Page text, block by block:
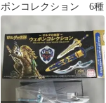
ポンコレクション 6種